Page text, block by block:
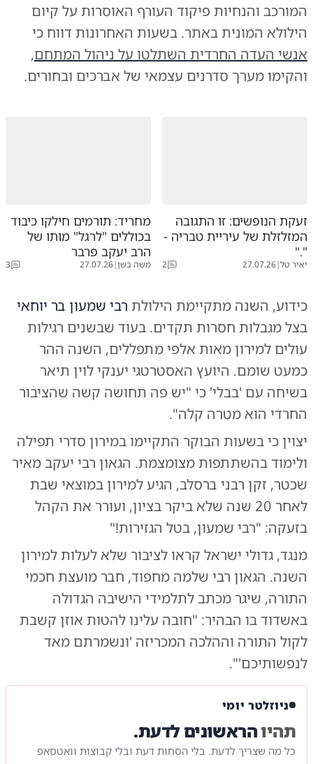
המורכב והנחיות פיקוד העורף האוסרות על קיום
הילולא המונית באתר. בשעות האחרונות דווח כי
אנשי העדה החרדית השתלטו על ניהול המתחם,
והקימו מערך סדרנים עצמאי של אברכים ובחורים.
זעקת הנופשים: זו התגובה
המזלזלת של עיריית טבריה -
"."
יאיר טל|
27.07.26
2
מחריד: תורמים חילקו כיבוד
בכוללים "לרגל" מותו של
הרב יעקב פרבר
משה בשן|
27.07.26
3
כידוע, השנה מתקיימת הילולת רבי שמעון בר יוחאי
בצל מגבלות חסרות תקדים. בעוד שבשנים רגילות
עולים למירון מאות אלפי מתפללים, השנה ההר
כמעט שומם. היועץ האסטרטגי יענקי לוין תיאר
בשיחה עם 'בבלי' כי "יש פה תחושה קשה שהציבור
החרדי הוא מטרה קלה".
יצוין כי בשעות הבוקר התקיימו במירון סדרי תפילה
ולימוד בהשתתפות מצומצמת. הגאון רבי יעקב מאיר
שכטר, זקן רבני ברסלב, הגיע למירון במוצאי שבת
לאחר 20 שנה שלא ביקר בציון, ועורר את הקהל
בזעקה: "רבי שמעון, בטל הגזירות!"
מנגד, גדולי ישראל קראו לציבור שלא לעלות למירון
השנה. הגאון רבי שלמה מחפוד, חבר מועצת חכמי
התורה, שיגר מכתב לתלמידי הישיבה הגדולה
באשדוד בו הבהיר: "חובה עלינו להטות אוזן קשבת
לקול התורה וההלכה המכריזה 'ונשמרתם מאד
לנפשותיכם'".
ניוזלטר יומי
תהיוהראשונים לדעת.
כל מה שצריך לדעת. בלי הסחות דעת ובלי קבוצות וואטסאפ